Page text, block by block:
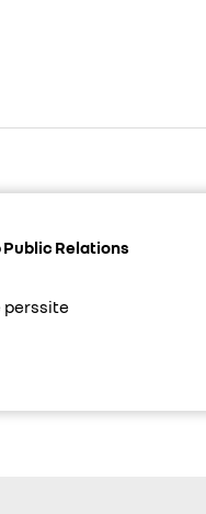
Relations
perssite